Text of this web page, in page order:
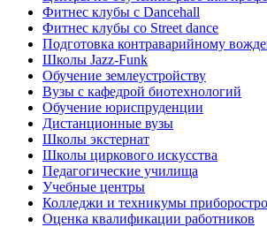
Фитнес клубы с Dancehall
Фитнес клубы со Street dance
Подготовка контраварийному
Школы Jazz-Funk
Обучение землеустройству
Вузы с кафедрой биотехнологий
Обучение юриспруденции
Дистанционные вузы
Школы экстернат
Школы циркового искусства
Педагогические училища
Учебные центры
Колледжи и техникумы
Оценка квалификации работников